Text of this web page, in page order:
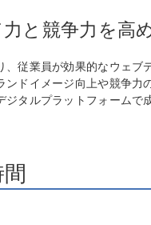
と競争力を高
、従業員が効果的なウェブ
ンドイメージ向上や競争
ジタルプラットフォームで